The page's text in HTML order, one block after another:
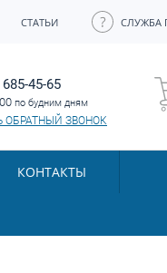
СТАТЬИ СЛУЖБА
45-65
по будним дням
ОБРАТНЫЙ ЗВОНОК
КОНТАКТЫ